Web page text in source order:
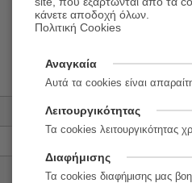
Ψυχογιός
978-618-01-6582-1
21x14
κάνετε αποδοχή όλων.
Πολιτική Cookies
Αναγκαία
Αυτά τα cookies είναι
Λειτουργικότητας
Τα cookies λειτουργικότητας
Διαφήμισης
Τα cookies διαφήμισης μας